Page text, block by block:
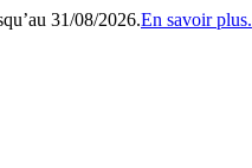
31/08/2026.En savoir plus.